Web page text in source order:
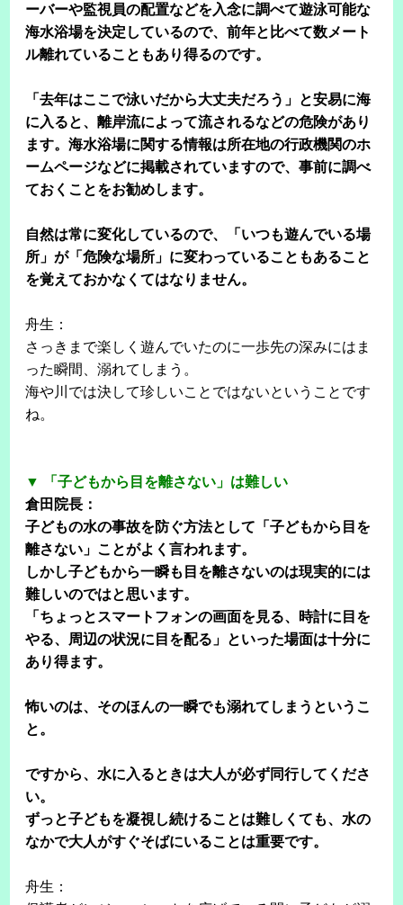
ーバーや監視員の配置などを入念に調べて遊泳可能な
海水浴場を決定しているので、前年と比べて数メート
ル離れていることもあり得るのです。
「去年はここで泳いだから大丈夫だろう」と安易に海
に入ると、離岸流によって流されるなどの危険があり
ます。海水浴場に関する情報は所在地の行政機関のホ
ームページなどに掲載されていますので、事前に調べ
ておくことをお勧めします。
自然は常に変化しているので、「いつも遊んでいる場
所」が「危険な場所」に変わっていることもあること
を覚えておかなくてはなりません。
舟生：
さっきまで楽しく遊んでいたのに一歩先の深みにはま
った瞬間、溺れてしまう。
海や川では決して珍しいことではないということです
ね。
▼ 「子どもから目を離さない」は難しい
倉田院長：
子どもの水の事故を防ぐ方法として「子どもから目を
離さない」ことがよく言われます。
しかし子どもから一瞬も目を離さないのは現実的には
難しいのではと思います。
「ちょっとスマートフォンの画面を見る、時計に目を
やる、周辺の状況に目を配る」といった場面は十分に
あり得ます。
怖いのは、そのほんの一瞬でも溺れてしまうというこ
と。
ですから、水に入るときは大人が必ず同行してくださ
い。
ずっと子どもを凝視し続けることは難しくても、水の
なかで大人がすぐそばにいることは重要です。
舟生：